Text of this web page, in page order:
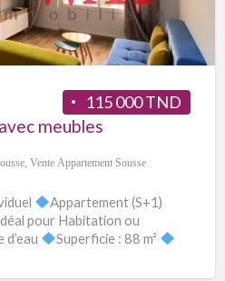
115 000 TND
meubles
, Vente Appartement Sousse
Appartement (S+1)
pour Habitation ou
Superficie : 88 m²